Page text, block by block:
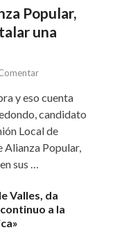
Popular,
una
y eso cuenta
candidato
Local de
Alianza Popular,
sus …
Valles, da
a la